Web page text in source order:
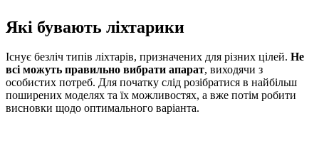
Які бувають ліхтарики
Існує безліч типів ліхтарів, призначених для різних цілей. Не
всі можуть правильно вибрати апарат, виходячи з
особистих потреб. Для початку слід розібратися в найбільш
поширених моделях та їх можливостях, а вже потім робити
висновки щодо оптимального варіанта.